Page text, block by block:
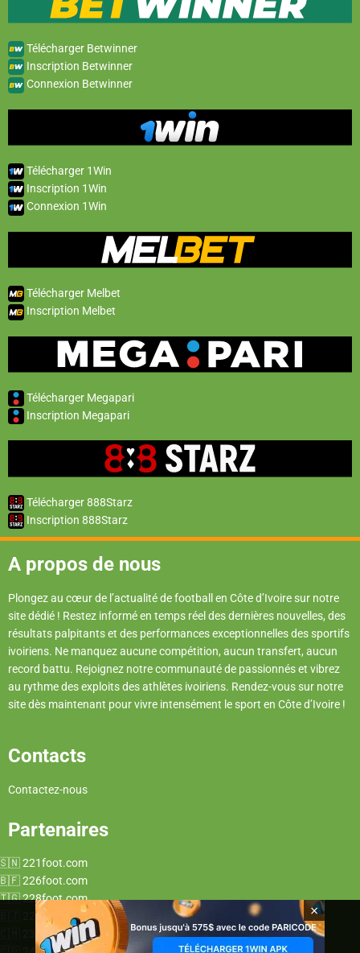
Télécharger Betwinner
Inscription Betwinner
Connexion Betwinner
Télécharger 1Win
Inscription 1Win
Connexion 1Win
Télécharger Melbet
Inscription Melbet
Télécharger Megapari
Inscription Megapari
Télécharger 888Starz
Inscription 888Starz
A propos de nous
Plongez au cœur de l’actualité de football en Côte d’Ivoire sur notre
site dédié ! Restez informé en temps réel des dernières nouvelles, des
résultats palpitants et des performances exceptionnelles des sportifs
ivoiriens. Ne manquez aucune compétition, aucun transfert, aucun
record battu. Rejoignez notre communauté de passionnés et vibrez
au rythme des exploits des athlètes ivoiriens. Rendez-vous sur notre
site dès maintenant pour vivre intensément le sport en Côte d’Ivoire !
Contacts
Contactez-nous
Partenaires
221foot.com
226foot.com
228foot.com
229foot.com
237foot.com
×